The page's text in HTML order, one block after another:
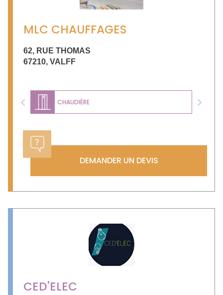
MLC CHAUFFAGES
62, RUE THOMAS
67210, VALFF
CHAUDIÈRE
Previous Next
DEMANDER UN DEVIS
CED'ELEC